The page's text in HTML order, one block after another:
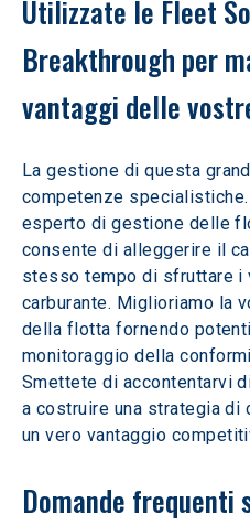
Utilizzate le Fleet
Breakthrough per
vantaggi delle
La gestione di questa
competenze
esperto di gestione delle
consente di alleggerire il
stesso tempo di sfruttare i
carburante. Miglioriamo la
della flotta fornendo
monitoraggio della
Smettete di accontentarvi
a costruire una strategia di
un vero vantaggio
Domande frequenti